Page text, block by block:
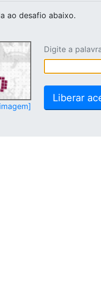
ao desafio abaixo.
Digite a